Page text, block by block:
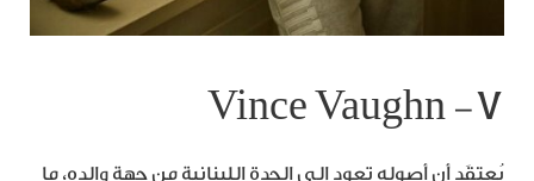
٧- Vince Vaughn
يُعتقَد أن أصوله تعود إلى الجدة اللبنانية من جهة والده، ما